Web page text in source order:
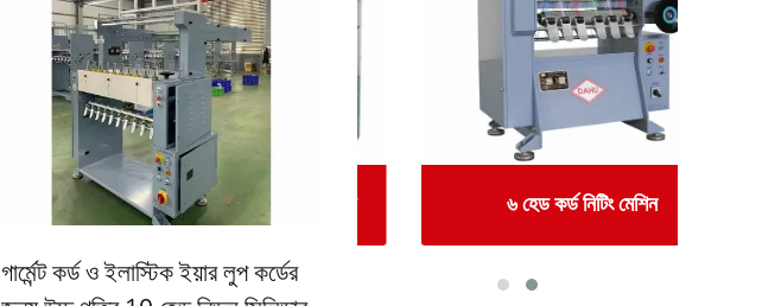
গার্মেন্ট কর্ড ও ইলাস্টিক ইয়ার লুপ কর্ডের
স্বয়ংক্রিয় ৩০-ইঞ্চি ক্রোশে নিটিং মেশিন ৬ হেড কর্ড নিটিং মেশিন